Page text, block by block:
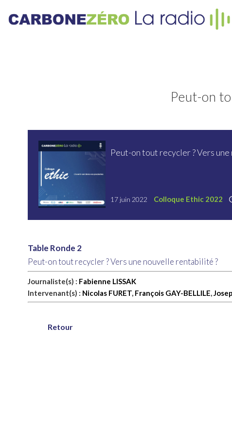
Peut-on
Peut-on tout recycler ? Vers
17 juin 2022 Colloque Ethic 2022
Table Ronde 2
Peut-on tout recycler ? Vers une nouvelle rentabilité ?
Journaliste(s) : Fabienne LISSAK
Intervenant(s) : Nicolas FURET François GAY-BELLILE
Retour